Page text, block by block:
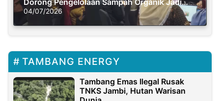
Solusi Krisis Iklim
04/07/2026
TAMBANG ENERGY
Tambang Emas Ilegal Rusak
TNKS Jambi, Hutan Warisan